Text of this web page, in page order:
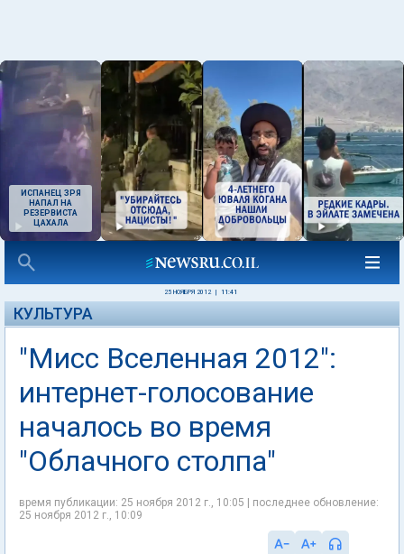
ИСПАНЕЦ ЗРЯ
НАПАЛ НА
РЕЗЕРВИСТА
ЦАХАЛА
25 НОЯБРЯ 2012 11:41
КУЛЬТУРА
"Мисс Вселенная 2012":
интернет-голосование
началось во время
"Облачного столпа"
время публикации: 25 ноября 2012 г., 10:05 | последнее обновление:
25 ноября 2012 г., 10:09